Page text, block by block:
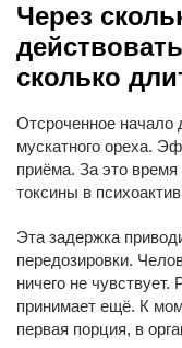
Через
сколько
Отсроченное начало
мускатного ореха.
приёма. За это время
токсины в
Эта задержка
передозировки.
ничего не
принимает ещё. К
первая порция, в